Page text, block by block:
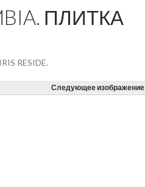
ПЛИТКА
RESIDE.
Следующее изображение